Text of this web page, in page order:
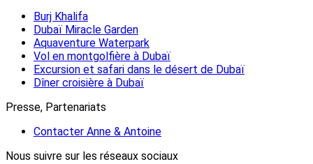
Burj Khalifa
Dubaï Miracle Garden
Aquaventure Waterpark
Vol en montgolfière à Dubaï
Excursion et safari dans le désert de Dubaï
Dîner croisière à Dubaï
Presse, Partenariats
Contacter Anne & Antoine
Nous suivre sur les réseaux sociaux